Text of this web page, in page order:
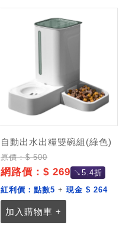
自動出水出糧雙碗組(綠色)
原價：$ 500
網路價：$ 269 ↘5.4折
紅利價：點數5 +現金 $ 264
加入購物車 +